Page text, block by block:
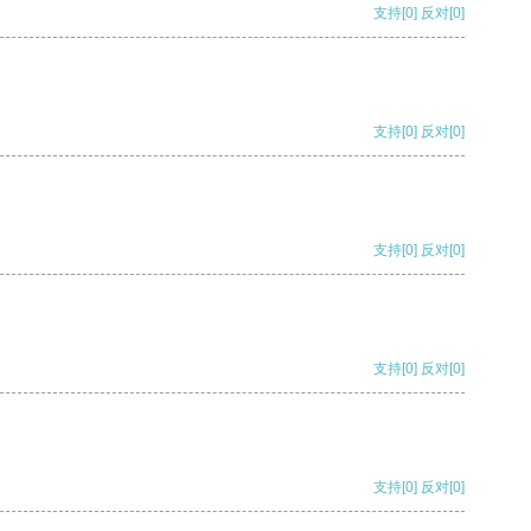
支持[0] 反对[0]
支持[0] 反对[0]
支持[0] 反对[0]
支持[0] 反对[0]
支持[0] 反对[0]